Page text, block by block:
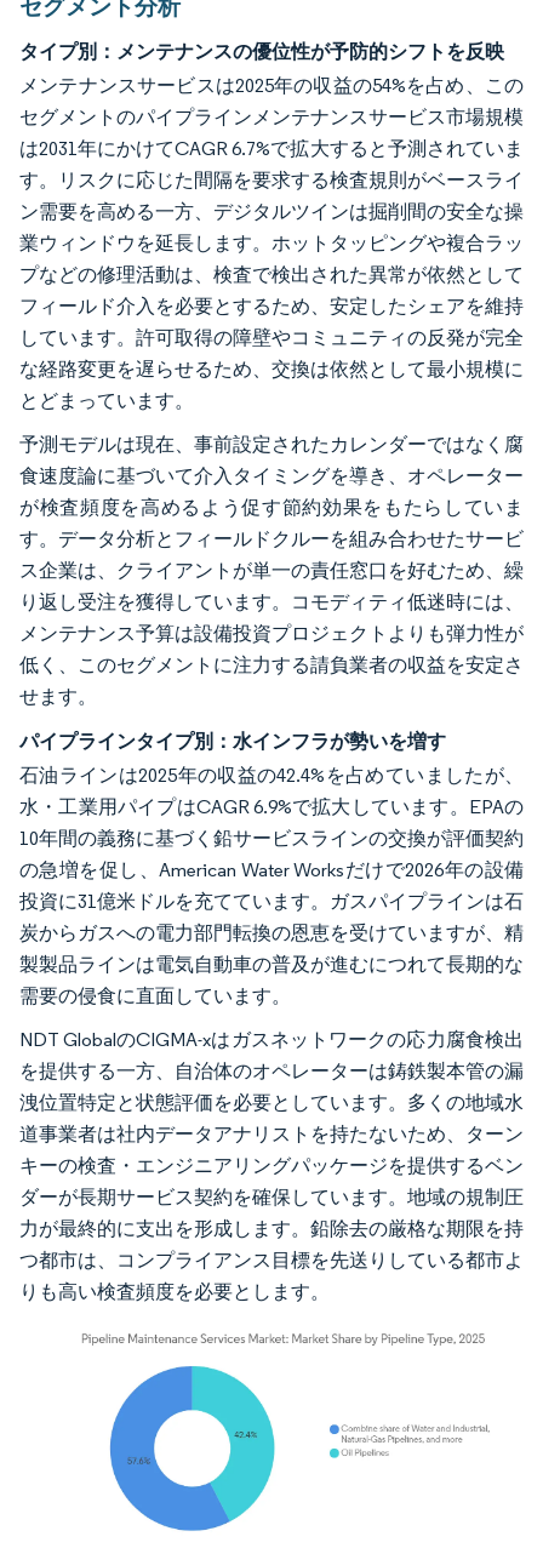
セグメント分析
タイプ別：メンテナンスの優位性が予防的シフトを反映
メンテナンスサービスは2025年の収益の54%を占め、この
セグメントのパイプラインメンテナンスサービス市場規模
は2031年にかけてCAGR 6.7%で拡大すると予測されていま
す。リスクに応じた間隔を要求する検査規則がベースライ
ン需要を高める一方、デジタルツインは掘削間の安全な操
業ウィンドウを延長します。ホットタッピングや複合ラッ
プなどの修理活動は、検査で検出された異常が依然として
フィールド介入を必要とするため、安定したシェアを維持
しています。許可取得の障壁やコミュニティの反発が完全
な経路変更を遅らせるため、交換は依然として最小規模に
とどまっています。
予測モデルは現在、事前設定されたカレンダーではなく腐
食速度論に基づいて介入タイミングを導き、オペレーター
が検査頻度を高めるよう促す節約効果をもたらしていま
す。データ分析とフィールドクルーを組み合わせたサービ
ス企業は、クライアントが単一の責任窓口を好むため、繰
り返し受注を獲得しています。コモディティ低迷時には、
メンテナンス予算は設備投資プロジェクトよりも弾力性が
低く、このセグメントに注力する請負業者の収益を安定さ
せます。
パイプラインタイプ別：水インフラが勢いを増す
石油ラインは2025年の収益の42.4%を占めていましたが、
水・工業用パイプはCAGR 6.9%で拡大しています。EPAの
10年間の義務に基づく鉛サービスラインの交換が評価契約
の急増を促し、American Water Worksだけで2026年の設備
投資に31億米ドルを充てています。ガスパイプラインは石
炭からガスへの電力部門転換の恩恵を受けていますが、精
製製品ラインは電気自動車の普及が進むにつれて長期的な
需要の侵食に直面しています。
NDT GlobalのCIGMA-xはガスネットワークの応力腐食検出
を提供する一方、自治体のオペレーターは鋳鉄製本管の漏
洩位置特定と状態評価を必要としています。多くの地域水
道事業者は社内データアナリストを持たないため、ターン
キーの検査・エンジニアリングパッケージを提供するベン
ダーが長期サービス契約を確保しています。地域の規制圧
力が最終的に支出を形成します。鉛除去の厳格な期限を持
つ都市は、コンプライアンス目標を先送りしている都市よ
りも高い検査頻度を必要とします。